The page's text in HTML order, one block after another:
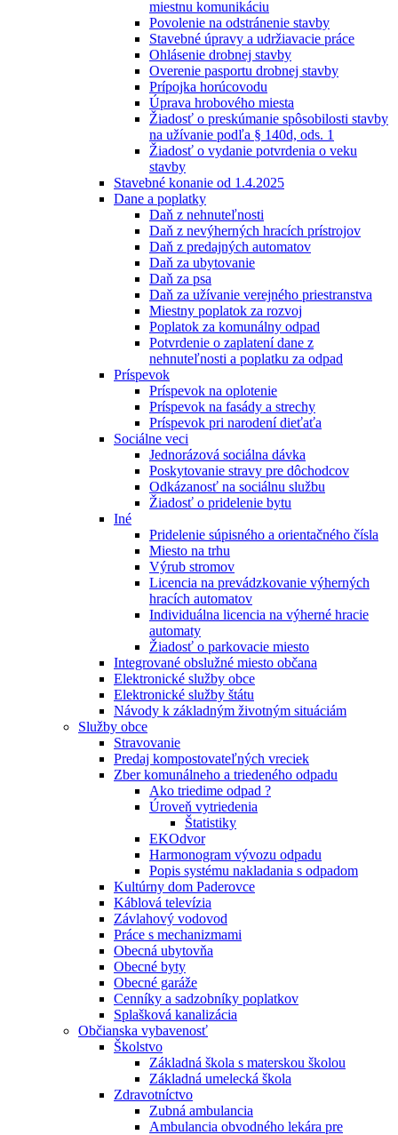
miestnu komunikáciu
Povolenie na odstránenie stavby
Stavebné úpravy a udržiavacie práce
Ohlásenie drobnej stavby
Overenie pasportu drobnej stavby
Prípojka horúcovodu
Úprava hrobového miesta
Žiadosť o preskúmanie spôsobilosti stavby
na užívanie podľa § 140d, ods. 1
Žiadosť o vydanie potvrdenia o veku
stavby
Stavebné konanie od 1.4.2025
Dane a poplatky
Daň z nehnuteľnosti
Daň z nevýherných hracích prístrojov
Daň z predajných automatov
Daň za ubytovanie
Daň za psa
Daň za užívanie verejného priestranstva
Miestny poplatok za rozvoj
Poplatok za komunálny odpad
Potvrdenie o zaplatení dane z
nehnuteľnosti a poplatku za odpad
Príspevok
Príspevok na oplotenie
Príspevok na fasády a strechy
Príspevok pri narodení dieťaťa
Sociálne veci
Jednorázová sociálna dávka
Poskytovanie stravy pre dôchodcov
Odkázanosť na sociálnu službu
Žiadosť o pridelenie bytu
Iné
Pridelenie súpisného a orientačného čísla
Miesto na trhu
Výrub stromov
Licencia na prevádzkovanie výherných
hracích automatov
Individuálna licencia na výherné hracie
automaty
Žiadosť o parkovacie miesto
Integrované obslužné miesto občana
Elektronické služby obce
Elektronické služby štátu
Návody k základným životným situáciám
Služby obce
Stravovanie
Predaj kompostovateľných vreciek
Zber komunálneho a triedeného odpadu
Ako triedime odpad ?
Úroveň vytriedenia
Štatistiky
EKOdvor
Harmonogram vývozu odpadu
Popis systému nakladania s odpadom
Kultúrny dom Paderovce
Káblová televízia
Závlahový vodovod
Práce s mechanizmami
Obecná ubytovňa
Obecné byty
Obecné garáže
Cenníky a sadzobníky poplatkov
Splašková kanalizácia
Občianska vybavenosť
Školstvo
Základná škola s materskou školou
Základná umelecká škola
Zdravotníctvo
Zubná ambulancia
Ambulancia obvodného lekára pre